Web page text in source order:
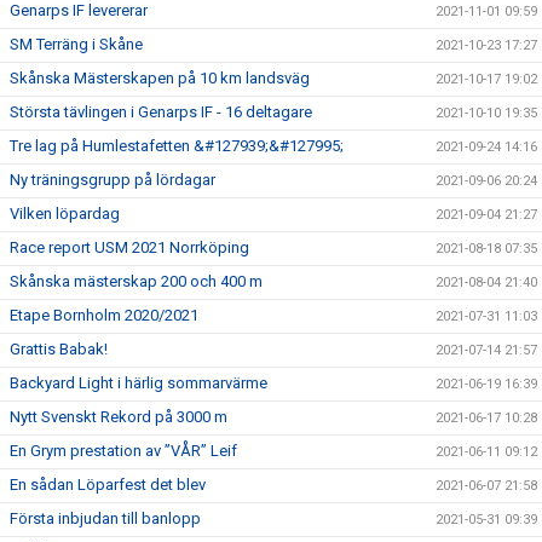
Genarps IF levererar 2021-11-01 09:59
SM Terräng i Skåne 2021-10-23 17:27
Skånska Mästerskapen på 10 km landsväg 2021-10-17 19:02
Största tävlingen i Genarps IF - 16 deltagare 2021-10-10 19:35
Tre lag på Humlestafetten &#127939;&#127995; 2021-09-24 14:16
Ny träningsgrupp på lördagar 2021-09-06 20:24
Vilken löpardag 2021-09-04 21:27
Race report USM 2021 Norrköping 2021-08-18 07:35
Skånska mästerskap 200 och 400 m 2021-08-04 21:40
Etape Bornholm 2020/2021 2021-07-31 11:03
Grattis Babak! 2021-07-14 21:57
Backyard Light i härlig sommarvärme 2021-06-19 16:39
Nytt Svenskt Rekord på 3000 m 2021-06-17 10:28
En Grym prestation av ”VÅR” Leif 2021-06-11 09:12
En sådan Löparfest det blev 2021-06-07 21:58
Första inbjudan till banlopp 2021-05-31 09:39